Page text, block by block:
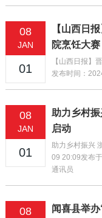
08
JAN
01
【山西日
院烹饪大赛
【山西日报】
发布时间：
08
JAN
01
助力乡村
启动
助力乡村振兴
09 20:09发布
通讯员
08
闻喜县举